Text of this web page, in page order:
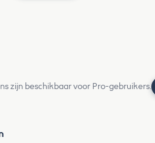
zijn beschikbaar voor Pro-gebruikers.